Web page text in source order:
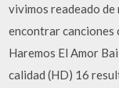
vivimos readeado
encontrar canciones
Haremos El Amor
calidad (HD) 16